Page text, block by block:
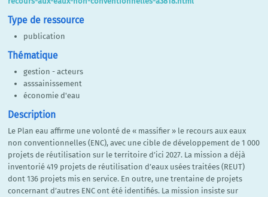
Type de ressource
publication
Thématique
gestion - acteurs
asssainissement
économie d'eau
Description
Le Plan eau affirme une volonté de « massifier » le recours aux eaux
non conventionnelles (ENC), avec une cible de développement de 1 000
projets de réutilisation sur le territoire d’ici 2027. La mission a déjà
inventorié 419 projets de réutilisation d’eaux usées traitées (REUT)
dont 136 projets mis en service. En outre, une trentaine de projets
concernant d’autres ENC ont été identifiés. La mission insiste sur